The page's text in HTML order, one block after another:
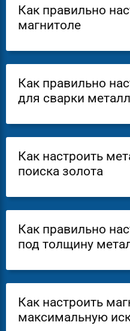
Как правильно
магнитоле
Как правильно
для сварки металл
Как настроить
поиска золота
Как правильно
под толщину
Как настроить
максимальную